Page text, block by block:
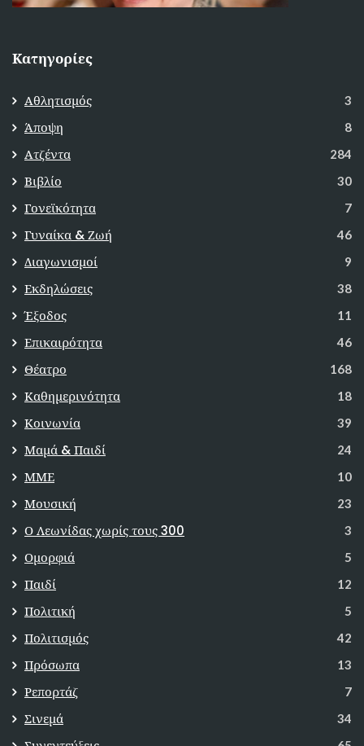
Κατηγορίες
Αθλητισμός 3
Άποψη 8
Ατζέντα 284
Βιβλίο 30
Γονεϊκότητα 7
Γυναίκα & Ζωή 46
Διαγωνισμοί 9
Εκδηλώσεις 38
Έξοδος 11
Επικαιρότητα 46
Θέατρο 168
Καθημερινότητα 18
Κοινωνία 39
Μαμά & Παιδί 24
ΜΜΕ 10
Μουσική 23
Ο Λεωνίδας χωρίς τους 300 3
Ομορφιά 5
Παιδί 12
Πολιτική 5
Πολιτισμός 42
Πρόσωπα 13
Ρεπορτάζ 7
Σινεμά 34